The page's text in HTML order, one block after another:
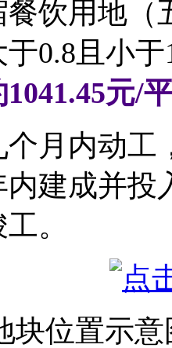
饮用地（
0.8且小于
元/
月内动工
建成并投
。
块位置示意